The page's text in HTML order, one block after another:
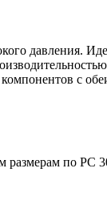
давления.
с
размерам по РС